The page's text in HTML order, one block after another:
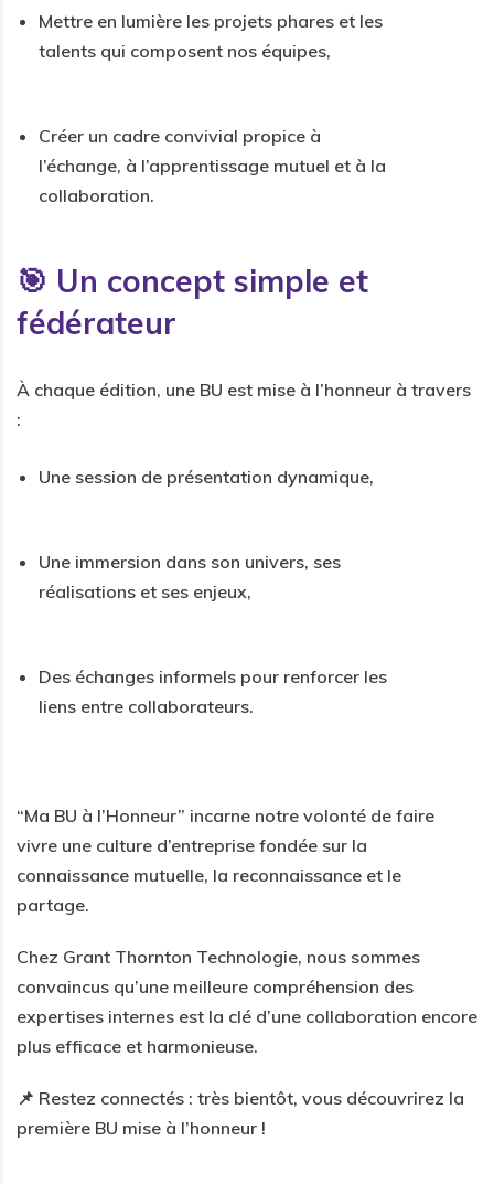
Mettre en lumière les projets phares et les
talents qui composent nos équipes,
Créer un cadre convivial propice à
l’échange, à l’apprentissage mutuel et à la
collaboration.
🎯 Un concept simple et
fédérateur
À chaque édition, une BU est mise à l’honneur à travers
:
Une session de présentation dynamique,
Une immersion dans son univers, ses
réalisations et ses enjeux,
Des échanges informels pour renforcer les
liens entre collaborateurs.
“Ma BU à l’Honneur” incarne notre volonté de faire
vivre une culture d’entreprise fondée sur la
connaissance mutuelle, la reconnaissance et le
partage.
Chez Grant Thornton Technologie, nous sommes
convaincus qu’une meilleure compréhension des
expertises internes est la clé d’une collaboration encore
plus efficace et harmonieuse.
📌 Restez connectés : très bientôt, vous découvrirez la
première BU mise à l’honneur !